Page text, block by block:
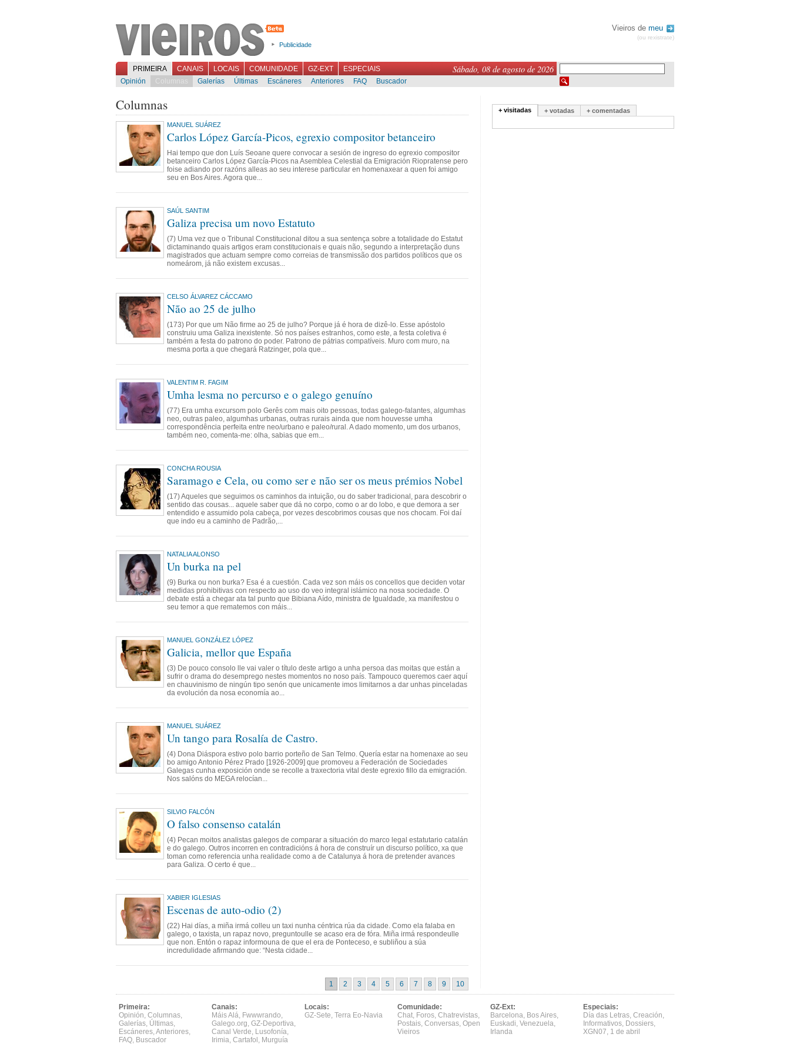
Publicidade
Vieiros de meu
(ou rexistrate)
Sábado, 08 de agosto de 2026
PRIMEIRA CANAIS LOCAIS COMUNIDADE GZ-EXT
ESPECIAIS
Opinión
Columnas Galerías Últimas Escáneres Anteriores FAQ Buscador
Columnas
MANUEL SUÁREZ
Carlos López García-Picos, egrexio compositor betanceiro
Hai tempo que don Luís Seoane quere convocar a sesión de ingreso do egrexio compositor
betanceiro Carlos López García-Picos na Asemblea Celestial da Emigración Riopratense pero
foise adiando por razóns alleas ao seu interese particular en homenaxear a quen foi amigo
seu en Bos Aires. Agora que...
SAÚL SANTIM
Galiza precisa um novo Estatuto
(7) Uma vez que o Tribunal Constitucional ditou a sua sentença sobre a totalidade do Estatut
dictaminando quais artigos eram constitucionais e quais não, segundo a interpretação duns
magistrados que actuam sempre como correias de transmissão dos partidos políticos que os
nomeárom, já não existem excusas...
CELSO ÁLVAREZ CÁCCAMO
Não ao 25 de julho
(173) Por que um Não firme ao 25 de julho? Porque já é hora de dizê-lo. Esse apóstolo
construiu uma Galiza inexistente. Só nos países estranhos, como este, a festa coletiva é
também a festa do patrono do poder. Patrono de pátrias compatíveis. Muro com muro, na
mesma porta a que chegará Ratzinger, pola que...
VALENTIM R. FAGIM
Umha lesma no percurso e o galego genuíno
(77) Era umha excursom polo Gerês com mais oito pessoas, todas galego-falantes, algumhas
neo, outras paleo, algumhas urbanas, outras rurais ainda que nom houvesse umha
correspondência perfeita entre neo/urbano e paleo/rural. A dado momento, um dos urbanos,
também neo, comenta-me: olha, sabias que em...
CONCHA ROUSIA
Saramago e Cela, ou como ser e não ser os meus prémios Nobel
(17) Aqueles que seguimos os caminhos da intuição, ou do saber tradicional, para descobrir o
sentido das cousas... aquele saber que dá no corpo, como o ar do lobo, e que demora a ser
entendido e assumido pola cabeça, por vezes descobrimos cousas que nos chocam. Foi daí
que indo eu a caminho de Padrão,...
NATALIA ALONSO
Un burka na pel
(9) Burka ou non burka? Esa é a cuestión. Cada vez son máis os concellos que deciden votar
medidas prohibitivas con respecto ao uso do veo integral islámico na nosa sociedade. O
debate está a chegar ata tal punto que Bibiana Aído, ministra de Igualdade, xa manifestou o
seu temor a que rematemos con máis...
MANUEL GONZÁLEZ LÓPEZ
Galicia, mellor que España
(3) De pouco consolo lle vai valer o título deste artigo a unha persoa das moitas que están a
sufrir o drama do desemprego nestes momentos no noso país. Tampouco queremos caer aquí
en chauvinismo de ningún tipo senón que unicamente imos limitarnos a dar unhas pinceladas
da evolución da nosa economía ao...
MANUEL SUÁREZ
Un tango para Rosalía de Castro.
(4) Dona Diáspora estivo polo barrio porteño de San Telmo. Quería estar na homenaxe ao seu
bo amigo Antonio Pérez Prado [1926-2009] que promoveu a Federación de Sociedades
Galegas cunha exposición onde se recolle a traxectoria vital deste egrexio fillo da emigración.
Nos salóns do MEGA relocían...
SILVIO FALCÓN
O falso consenso catalán
(4) Pecan moitos analistas galegos de comparar a situación do marco legal estatutario catalán
e do galego. Outros incorren en contradicións á hora de construír un discurso político, xa que
toman como referencia unha realidade como a de Catalunya á hora de pretender avances
para Galiza. O certo é que...
XABIER IGLESIAS
Escenas de auto-odio (2)
(22) Hai días, a miña irmá colleu un taxi nunha céntrica rúa da cidade. Como ela falaba en
galego, o taxista, un rapaz novo, preguntoulle se acaso era de fóra. Miña irmá respondeulle
que non. Entón o rapaz informouna de que el era de Ponteceso, e subliñou a súa
incredulidade afirmando que: “Nesta cidade...
1 2 3 4 5 6 7 8 9 10
+ visitadas + votadas + comentadas
Primeira:
Opinión, Columnas,
Galerías, Últimas,
Escáneres,Anteriores,
FAQ, Buscador
Canais:
Máis Alá, Fwwwrando,
Galego.org, GZ-Deportiva,
Canal Verde, Lusofonía,
Irimia, Cartafol , Murguía
Locais:
GZ-Sete, Terra Eo-Navia
Comunidade:
Chat, Foros, Chatrevistas,
Postais, Conversas, Open
Vieiros
GZ-Ext:
Barcelona, Bos Aires,
Euskadi, Venezuela,
Irlanda
Especiais:
Día das Letras, Creación,
Informativos, Dossiers,
XGN07, 1 de abril